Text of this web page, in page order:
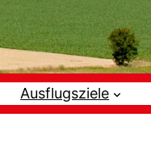
Ausflugsziele